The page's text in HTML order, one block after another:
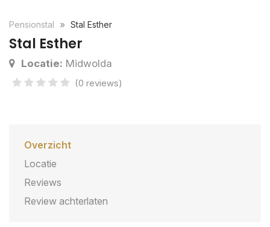
Pensionstal Stal Esther
Stal Esther
Locatie: Midwolda
(0 reviews)
Overzicht
Locatie
Reviews
Review achterlaten